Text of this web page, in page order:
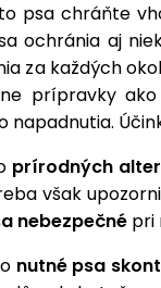
psa chráňte
ochránia aj
za každých
prípravky ako
prírodných
však
nebezpečné pri
nutné psa